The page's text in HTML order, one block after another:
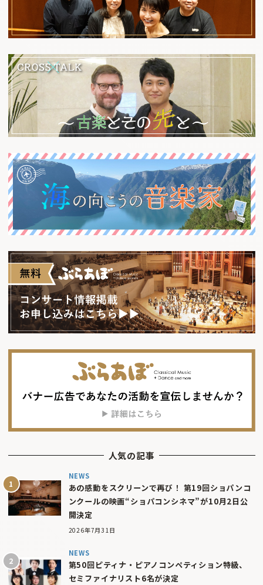
人気の記事
NEWS
あの感動をスクリーンで再び！ 第19回ショパンコ
ンクールの映画“ショパコンシネマ”が10月2日公
開決定
2026年7月31日
NEWS
第50回ピティナ・ピアノコンペティション特級、
セミファイナリスト6名が決定